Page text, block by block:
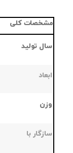
مشخصات کلی
سال تولید
ابعاد
وزن
سازگار با